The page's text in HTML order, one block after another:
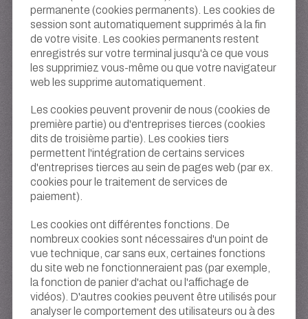
permanente (cookies permanents). Les cookies de
session sont automatiquement supprimés à la fin
de votre visite. Les cookies permanents restent
enregistrés sur votre terminal jusqu'à ce que vous
les supprimiez vous-même ou que votre navigateur
web les supprime automatiquement.
Les cookies peuvent provenir de nous (cookies de
première partie) ou d'entreprises tierces (cookies
dits de troisième partie). Les cookies tiers
permettent l'intégration de certains services
d'entreprises tierces au sein de pages web (par ex.
cookies pour le traitement de services de
paiement).
Les cookies ont différentes fonctions. De
nombreux cookies sont nécessaires d'un point de
vue technique, car sans eux, certaines fonctions
du site web ne fonctionneraient pas (par exemple,
la fonction de panier d'achat ou l'affichage de
vidéos). D'autres cookies peuvent être utilisés pour
analyser le comportement des utilisateurs ou à des